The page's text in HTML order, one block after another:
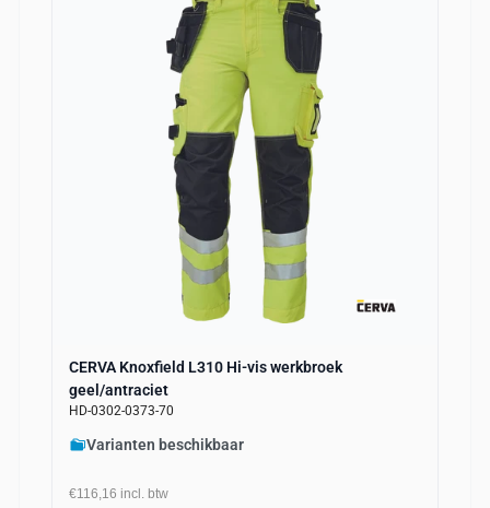
CERVA Knoxfield L310 Hi-vis werkbroek
geel/antraciet
HD-0302-0373-70
Varianten beschikbaar
€116,16 incl. btw